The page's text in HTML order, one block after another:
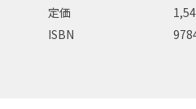
定価
ISBN